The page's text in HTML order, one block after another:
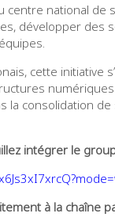
centre national
développer des
cette initiative
la consolidation
intégrer le
à la chaîne